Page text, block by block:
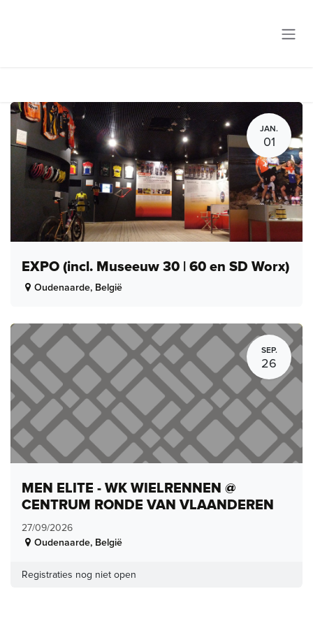
JAN.
01
EXPO (incl. Museeuw 30 | 60 en SD Worx)
Oudenaarde, België
SEP.
26
MEN ELITE - WK WIELRENNEN @
CENTRUM RONDE VAN VLAANDEREN
27/09/2026
Oudenaarde, België
Registraties nog niet open